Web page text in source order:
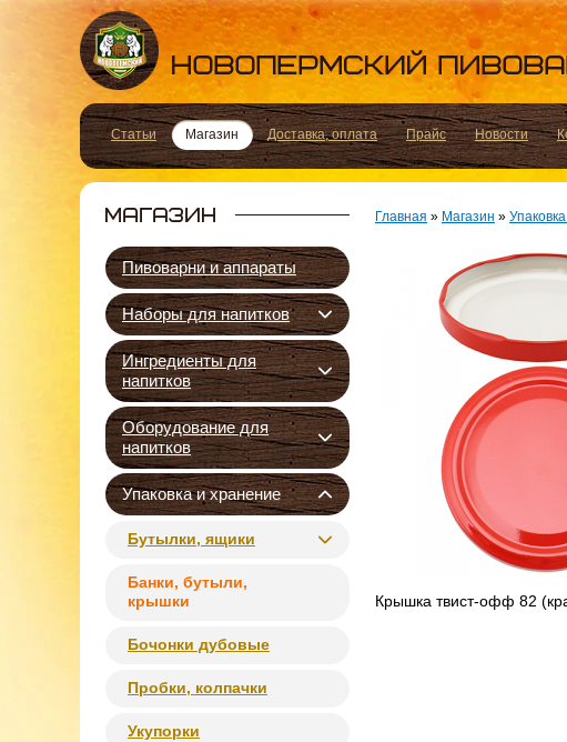
Статьи Магазин Доставка, оплата Прайс Новости
Пивоварни и аппараты
Наборы для напитков
Ингредиенты для
напитков
Оборудование для
напитков
Упаковка и хранение
Бутылки, ящики
Банки, бутыли,
крышки
Бочонки дубовые
Пробки, колпачки
Укупорки
Главная » Магазин »
Крышка твист-офф 82